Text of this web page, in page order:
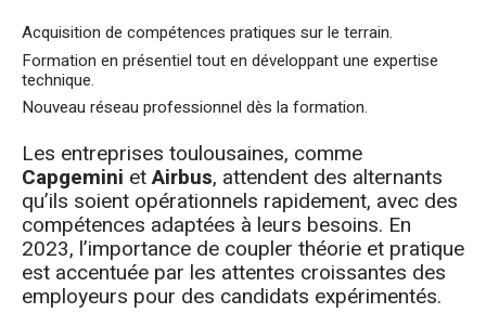
Acquisition de compétences pratiques sur le terrain.
Formation en présentiel tout en développant une expertise
technique.
Nouveau réseau professionnel dès la formation.
Les entreprises toulousaines, comme
Capgemini etAirbus, attendent des alternants
qu’ils soient opérationnels rapidement, avec des
compétences adaptées à leurs besoins. En
2023, l’importance de coupler théorie et pratique
est accentuée par les attentes croissantes des
employeurs pour des candidats expérimentés.